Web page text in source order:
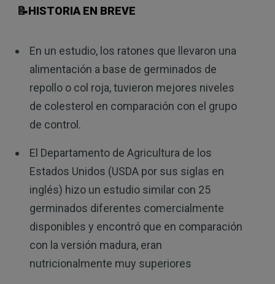
📝HISTORIA EN BREVE
En un estudio, los ratones que llevaron una
alimentación a base de germinados de
repollo o col roja, tuvieron mejores niveles
de colesterol en comparación con el grupo
de control.
El Departamento de Agricultura de los
Estados Unidos (USDA por sus siglas en
inglés) hizo un estudio similar con 25
germinados diferentes comercialmente
disponibles y encontró que en comparación
con la versión madura, eran
nutricionalmente muy superiores